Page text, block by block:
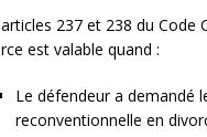
237 et 238 du Code
est valable quand :
Le défendeur a demandé
reconventionnelle en